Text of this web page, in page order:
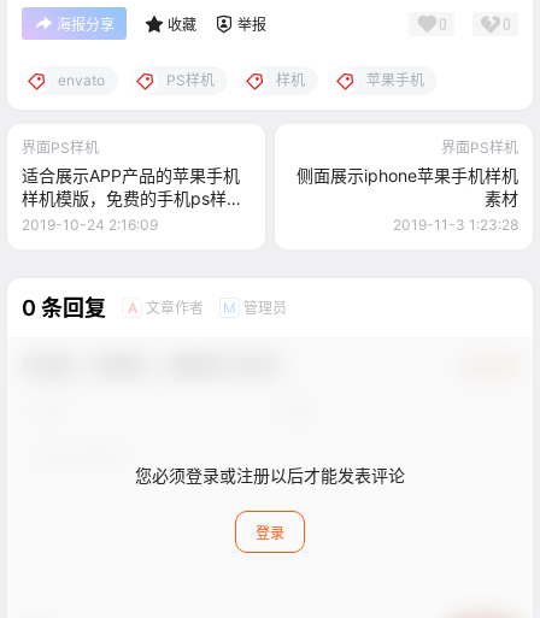
海报分享 收藏 举报 0 0
envato PS样机 样机 苹果手机
界面PS样机
适合展示APP产品的苹果手机
样机模版，免费的手机ps样机
下载
2019-10-24 2:16:09
界面PS样机
侧面展示iphone苹果手机样机
素材
2019-11-3 1:23:28
0 条回复 A 文章作者 M 管理员
您必须登录或注册以后才能发表评论
登录